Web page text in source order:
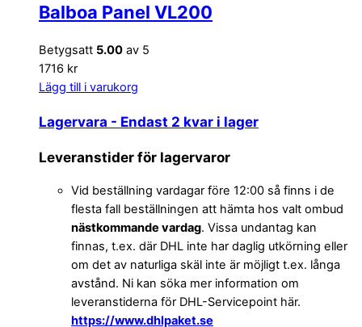
Balboa Panel VL200
Betygsatt 5.00 av 5
1716 kr
Lägg till i varukorg
Lagervara - Endast 2 kvar i lager
Leveranstider för lagervaror
Vid beställning vardagar före 12:00 så finns i de
flesta fall beställningen att hämta hos valt ombud
nästkommande vardag. Vissa undantag kan
finnas, t.ex. där DHL inte har daglig utkörning eller
om det av naturliga skäl inte är möjligt t.ex. långa
avstånd. Ni kan söka mer information om
leveranstiderna för DHL-Servicepoint här.
https://www.dhlpaket.se